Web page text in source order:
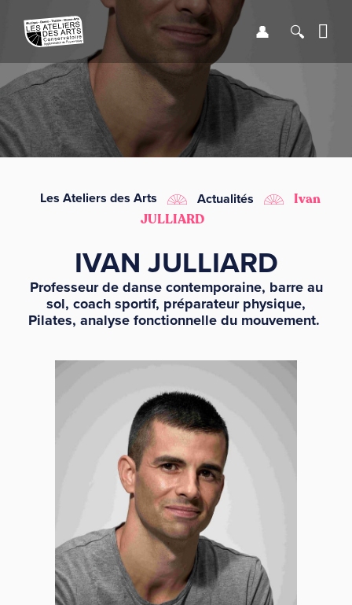
LE CONSERVATOIRE
DÉBUTER
LES ENSEIGNEMENTS
INFOS PRATIQUES
Se
Les Ateliers des Arts Actualités
Ivan
JULLIARD
IVAN JULLIARD
Professeur de danse contemporaine, barre au
sol, coach sportif, préparateur physique,
Pilates, analyse fonctionnelle du mouvement.